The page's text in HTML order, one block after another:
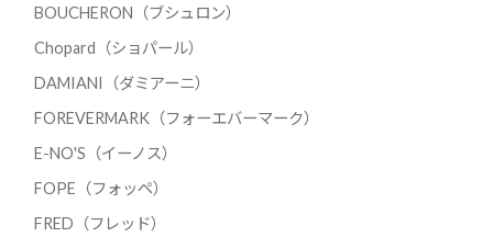
BOUCHERON（ブシュロン）
Chopard（ショパール）
DAMIANI（ダミアーニ）
FOREVERMARK（フォーエバーマーク）
E-NO'S（イーノス）
FOPE（フォッペ）
FRED（フレッド）